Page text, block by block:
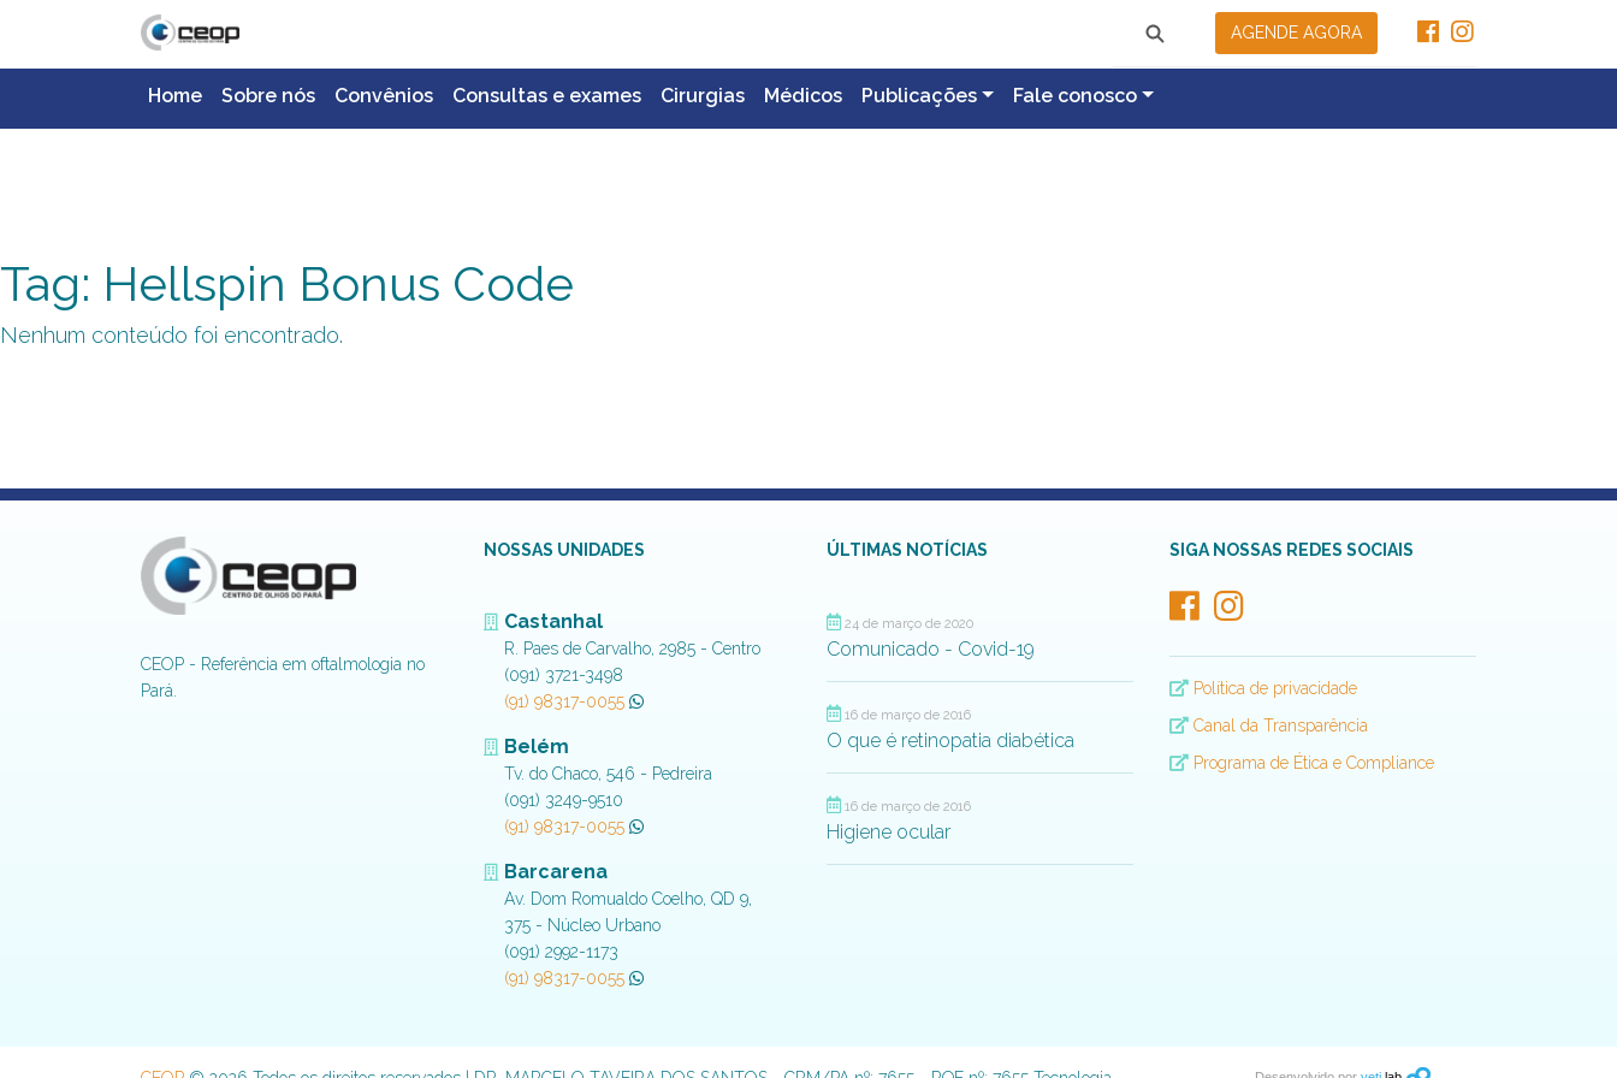
AGENDE AGORA
Home Sobre nós Convênios Consultas e exames Cirurgias Médicos Publicações Fale conosco
Tag: Hellspin Bonus Code
Nenhum conteúdo foi encontrado.
CEOP - Referência em oftalmologia no
Pará.
NOSSAS UNIDADES
Castanhal
R. Paes de Carvalho, 2985 - Centro
(091) 3721-3498
(91) 98317-0055
Belém
Tv. do Chaco, 546 - Pedreira
(091) 3249-9510
(91) 98317-0055
Barcarena
Av. Dom Romualdo Coelho, QD 9,
375 - Núcleo Urbano
(091) 2992-1173
(91) 98317-0055
ÚLTIMAS NOTÍCIAS
24 de março de 2020
Comunicado - Covid-19
16 de março de 2016
O que é retinopatia diabética
16 de março de 2016
Higiene ocular
SIGA NOSSAS REDES SOCIAIS
Política de privacidade
Canal da Transparência
Programa de Ética e Compliance